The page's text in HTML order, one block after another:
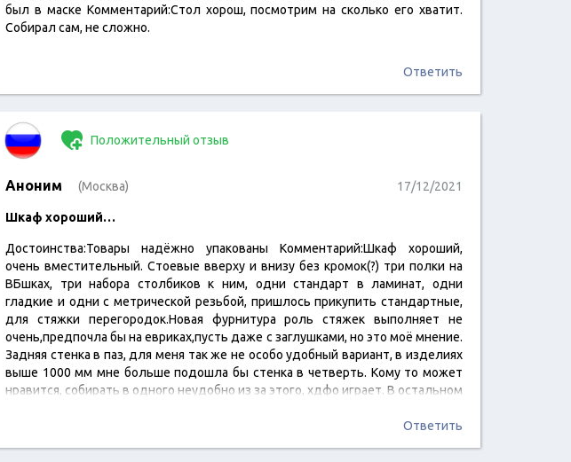
был в маске Комментарий:Стол хорош, посмотрим на сколько его хватит.
Собирал сам, не сложно.
Ответить
читать отзыв
Положительный отзыв
Аноним (Москва) 17/12/2021
Шкаф хороший…
Достоинства:Товары надёжно упакованы Комментарий:Шкаф хороший,
очень вместительный. Стоевые вверху и внизу без кромок(?) три полки на
ВБшках, три набора столбиков к ним, одни стандарт в ламинат, одни
гладкие и одни с метрической резьбой, пришлось прикупить стандартные,
для стяжки перегородок.Новая фурнитура роль стяжек выполняет не
очень,предпочла бы на евриках,пусть даже с заглушками, но это моё мнение.
Задняя стенка в паз, для меня так же не особо удобный вариант, в изделиях
выше 1000 мм мне больше подошла бы стенка в четверть. Кому то может
нравится, собирать в одного неудобно из за этого, хдфо играет. В остальном
Ответить